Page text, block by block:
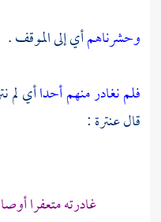
وحشرناهمأي إلى الموقف .
فلم نغادر منهم أحداأي لم
قالعنترة:
غادرته متعفرا